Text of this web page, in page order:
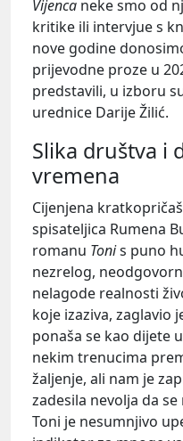
Vijenca neke smo od
kritike ili intervjue s
nove godine
prijevodne proze u
predstavili, u izboru
urednice Darije Žilić.
Slika društva i
vremena
Cijenjena
spisateljica Rumena
romanu Tonis puno
nezrelog,
nelagode realnosti
koje izaziva, zaglavio
ponaša se kao dijete
nekim trenucima
žaljenje, ali nam je
zadesila nevolja da
Toni je nesumnjivo